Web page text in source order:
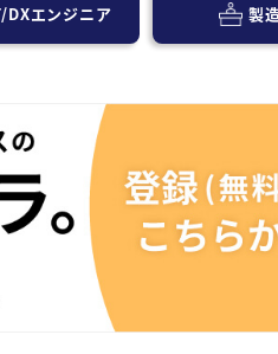
DXエンジニア 製